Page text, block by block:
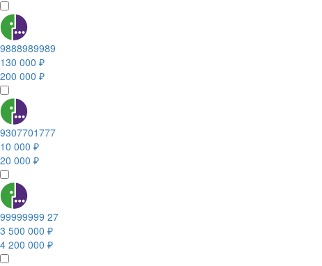
9888989989
130 000 ₽
200 000 ₽
9307701777
10 000 ₽
20 000 ₽
99999999 27
3 500 000 ₽
4 200 000 ₽